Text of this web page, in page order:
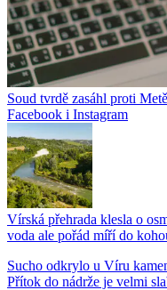
Soud tvrdě zasáhl proti
Facebook i Instagram
Vírská přehrada klesla o
voda ale pořád míří do
Sucho odkrylo u Víru
Přítok do nádrže je velmi